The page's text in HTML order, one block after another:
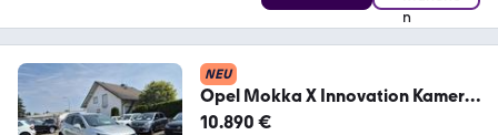
NEU
Opel Mokka X Innovation Kamera,
AppleCarplay, Flex-Fa
10.890 €